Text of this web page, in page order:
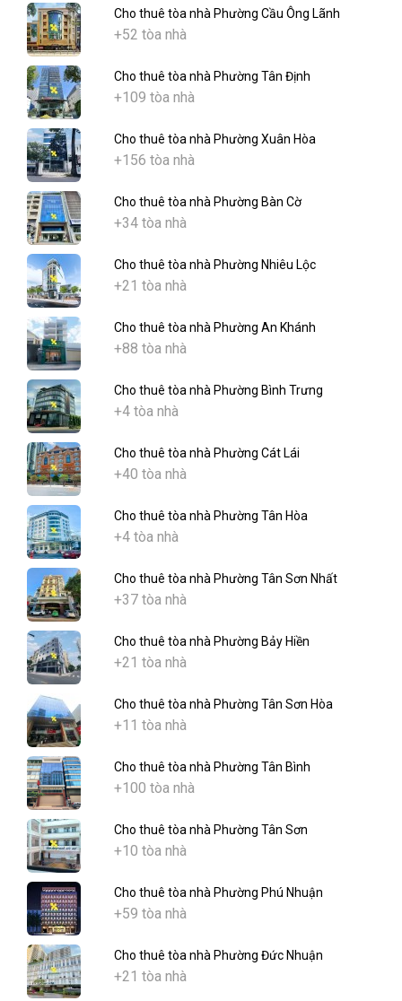
Cho thuê tòa nhà Phường Cầu Ông Lãnh
+52 tòa nhà
Cho thuê tòa nhà Phường Tân Định
+109 tòa nhà
Cho thuê tòa nhà Phường Xuân Hòa
+156 tòa nhà
Cho thuê tòa nhà Phường Bàn Cờ
+34 tòa nhà
Cho thuê tòa nhà Phường Nhiêu Lộc
+21 tòa nhà
Cho thuê tòa nhà Phường An Khánh
+88 tòa nhà
Cho thuê tòa nhà Phường Bình Trưng
+4 tòa nhà
Cho thuê tòa nhà Phường Cát Lái
+40 tòa nhà
Cho thuê tòa nhà Phường Tân Hòa
+4 tòa nhà
Cho thuê tòa nhà Phường Tân Sơn Nhất
+37 tòa nhà
Cho thuê tòa nhà Phường Bảy Hiền
+21 tòa nhà
Cho thuê tòa nhà Phường Tân Sơn Hòa
+11 tòa nhà
Cho thuê tòa nhà Phường Tân Bình
+100 tòa nhà
Cho thuê tòa nhà Phường Tân Sơn
+10 tòa nhà
Cho thuê tòa nhà Phường Phú Nhuận
+59 tòa nhà
Cho thuê tòa nhà Phường Đức Nhuận
+21 tòa nhà